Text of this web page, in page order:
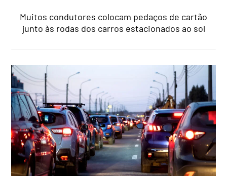
Muitos condutores colocam pedaços de cartão
junto às rodas dos carros estacionados ao sol